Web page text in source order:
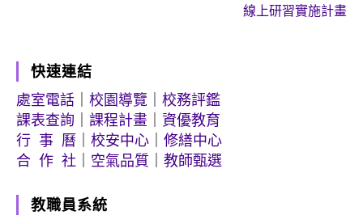
線上研習實施計畫
快速連結
處室電話
校園導覽
校務評鑑
課表查詢
課程計畫
資優教育
行 事 曆
校安中心
修繕中心
合 作 社
空氣品質 教師甄選
教職員系統